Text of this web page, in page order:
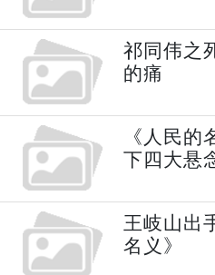
祁同伟之
的痛
《人民
下四大悬
王岐山出
名义》